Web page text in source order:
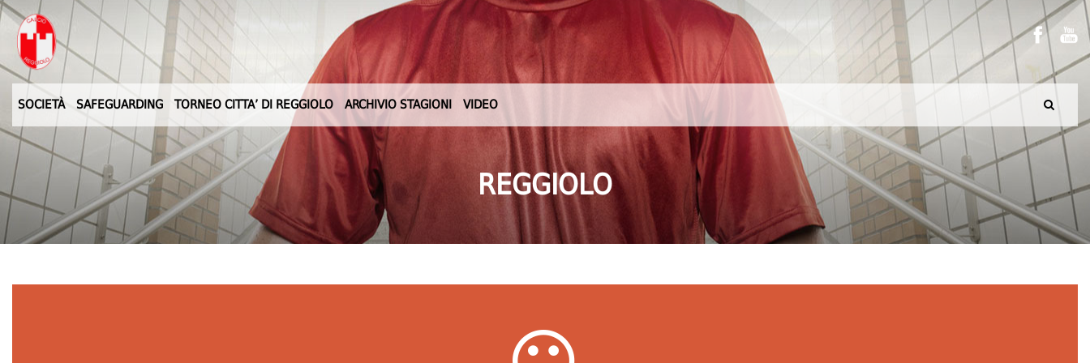
SOCIETÀ SAFEGUARDING TORNEO CITTA’ DI REGGIOLO ARCHIVIO STAGIONI VIDEO
REGGIOLO